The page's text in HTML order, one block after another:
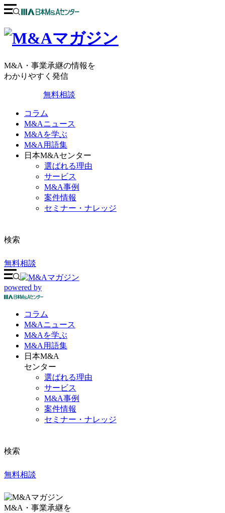
M&A・事業承継の情報を
わかりやすく発信
無料相談
コラム
M&Aニュース
M&Aを学ぶ
M&A用語集
日本M&Aセンター
選ばれる理由
サービス
M&A事例
案件情報
セミナー・ナレッジ
検索
無料相談
powered by
コラム
M&Aニュース
M&Aを学ぶ
M&A 用語集
日本M&A
センター
選ばれる理由
サービス
M&A事例
案件情報
セミナー・ナレッジ
検索
無料相談
M&A・事業承継を